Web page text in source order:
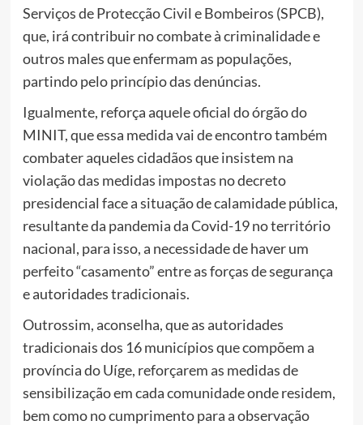
Serviços de Protecção Civil e Bombeiros (SPCB),
que, irá contribuir no combate à criminalidade e
outros males que enfermam as populações,
partindo pelo princípio das denúncias.
Igualmente, reforça aquele oficial do órgão do
MINIT, que essa medida vai de encontro também
combater aqueles cidadãos que insistem na
violação das medidas impostas no decreto
presidencial face a situação de calamidade pública,
resultante da pandemia da Covid-19 no território
nacional, para isso, a necessidade de haver um
perfeito “casamento” entre as forças de segurança
e autoridades tradicionais.
Outrossim, aconselha, que as autoridades
tradicionais dos 16 municípios que compõem a
província do Uíge, reforçarem as medidas de
sensibilização em cada comunidade onde residem,
bem como no cumprimento para a observação